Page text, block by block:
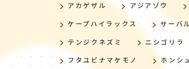
アカゲザル アジアゾウ
ケープハイラックス
サーバ
テンジクネズミ
ニシゴリラ
フタユビナマケモノ
ホンシ